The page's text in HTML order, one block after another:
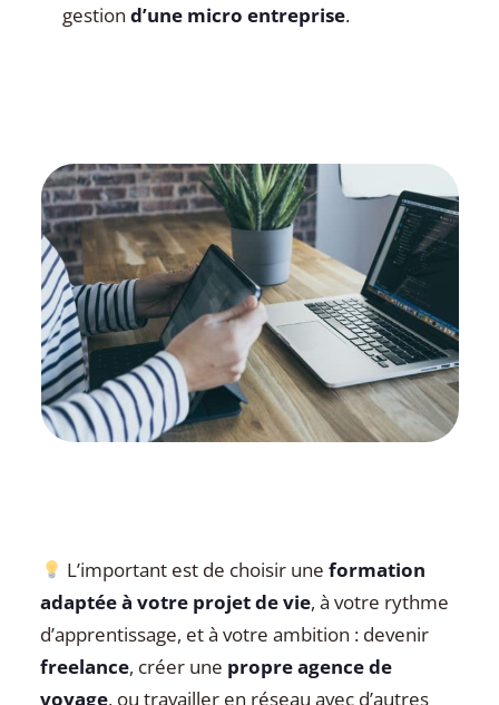
gestiond’une micro entreprise.
L’important est de choisir une formation
adaptée à votre projet de vie, à votre rythme
d’apprentissage, et à votre ambition : devenir
freelance, créer une propre agence de
voyage, ou travailler en réseau avec d’autres